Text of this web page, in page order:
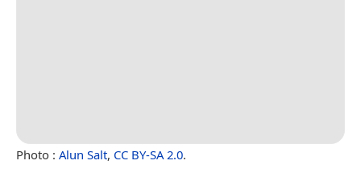
Photo : Alun Salt, CC BY-SA 2.0.